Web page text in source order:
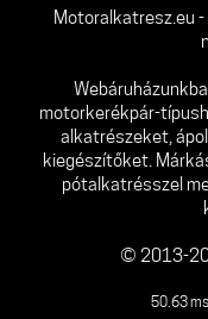
Motoralkatresz.eu
motorkerékpár-
alkatrészeket,
kiegészítőket.
pótalkatrésszel
© 2013-
50.63